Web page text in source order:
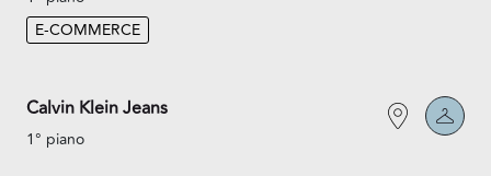
E-COMMERCE
Calvin Klein Jeans
1° piano